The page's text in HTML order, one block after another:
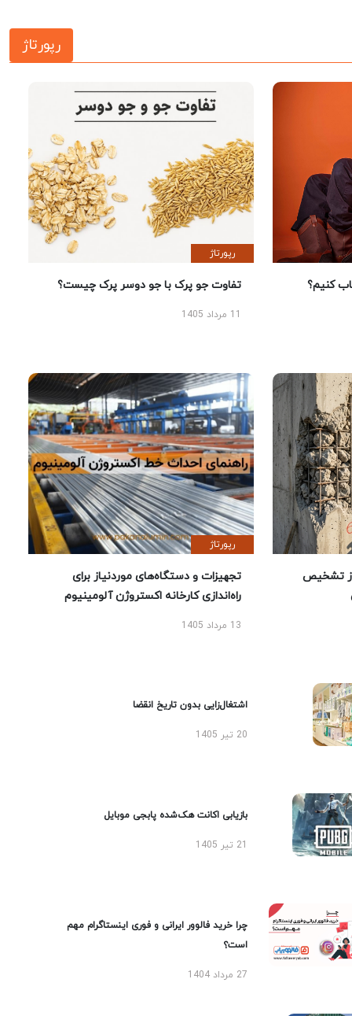
رپورتاژ
کنیم؟
رپورتاژ
تفاوت جو پرک با جو دوسر پرک چیست؟
تشخیص
رپورتاژ
تجهیزات و دستگاه‌های موردنیاز برای
راه‌اندازی کارخانه اکستروژن آلومینیوم
13 مرداد 1405
اشتغال‌زایی بدون تاریخ انقضا
20 تیر 1405
بازیابی اکانت هک‌شده پابجی موبایل
چرا خرید فالوور ایرانی و فوری اینستاگرام مهم
است؟
27 مرداد 1404